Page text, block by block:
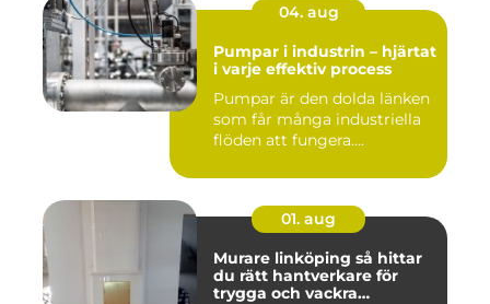
04. aug
Pumpar i industrin – hjärtat
i varje effektiv process
Pumpar är den dolda länken
som får många industriella
flöden att fungera....
01. aug
Murare linköping så hittar
du rätt hantverkare för
trygga och vackra